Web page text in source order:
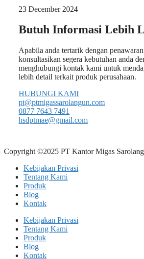
23 December 2024
Butuh Informasi Lebih
Apabila anda tertarik dengan
konsultasikan segera kebutuhan anda
menghubungi kontak kami untuk
lebih detail terkait produk perusahaan.
HUBUNGI KAMI
pt@ptmigassarolangun.com
0877 7643 7491
hsdptmae@gmail.com
Copyright ©2025 PT Kantor Migas
Kebijakan Privasi
Tentang Kami
Produk
Blog
Kontak
Kebijakan Privasi
Tentang Kami
Produk
Blog
Kontak